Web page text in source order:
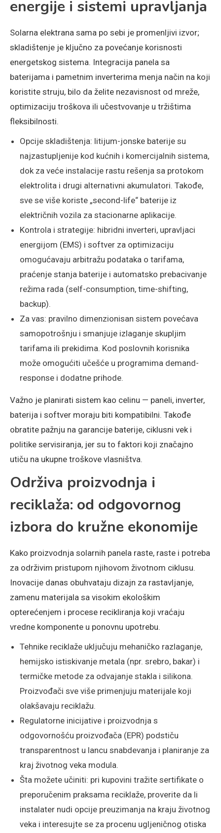
energije i sistemi upravljanja
Solarna elektrana sama po sebi je promenljivi izvor;
skladištenje je ključno za povećanje korisnosti
energetskog sistema. Integracija panela sa
baterijama i pametnim inverterima menja način na koji
koristite struju, bilo da želite nezavisnost od mreže,
optimizaciju troškova ili učestvovanje u tržištima
fleksibilnosti.
Opcije skladištenja: litijum-jonske baterije su
najzastupljenije kod kućnih i komercijalnih sistema,
dok za veće instalacije rastu rešenja sa protokom
elektrolita i drugi alternativni akumulatori. Takođe,
sve se više koriste „second-life“ baterije iz
električnih vozila za stacionarne aplikacije.
Kontrola i strategije: hibridni inverteri, upravljaci
energijom (EMS) i softver za optimizaciju
omogućavaju arbitražu podataka o tarifama,
praćenje stanja baterije i automatsko prebacivanje
režima rada (self-consumption, time-shifting,
backup).
Za vas: pravilno dimenzionisan sistem povećava
samopotrošnju i smanjuje izlaganje skupljim
tarifama ili prekidima. Kod poslovnih korisnika
može omogućiti učešće u programima demand-
response i dodatne prihode.
Važno je planirati sistem kao celinu — paneli, inverter,
baterija i softver moraju biti kompatibilni. Takođe
obratite pažnju na garancije baterije, ciklusni vek i
politike servisiranja, jer su to faktori koji značajno
utiču na ukupne troškove vlasništva.
Održiva proizvodnja i
reciklaža: od odgovornog
izbora do kružne ekonomije
Kako proizvodnja solarnih panela raste, raste i potreba
za održivim pristupom njihovom životnom ciklusu.
Inovacije danas obuhvataju dizajn za rastavljanje,
zamenu materijala sa visokim ekološkim
opterećenjem i procese recikliranja koji vraćaju
vredne komponente u ponovnu upotrebu.
Tehnike reciklaže uključuju mehaničko razlaganje,
hemijsko istiskivanje metala (npr. srebro, bakar) i
termičke metode za odvajanje stakla i silikona.
Proizvođači sve više primenjuju materijale koji
olakšavaju reciklažu.
Regulatorne inicijative i proizvodnja s
odgovornošću proizvođača (EPR) podstiču
transparentnost u lancu snabdevanja i planiranje za
kraj životnog veka modula.
Šta možete učiniti: pri kupovini tražite sertifikate o
preporučenim praksama reciklaže, proverite da li
instalater nudi opcije preuzimanja na kraju životnog
veka i interesujte se za procenu ugljeničnog otiska